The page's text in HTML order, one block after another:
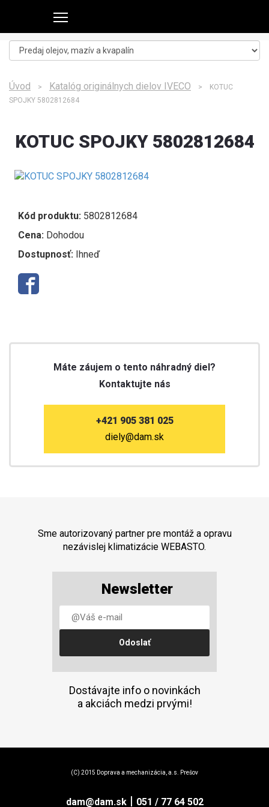
Úvod > Katalóg originálnych dielov IVECO > KOTUC
SPOJKY 5802812684
KOTUC SPOJKY 5802812684
Kód produktu: 5802812684
Cena: Dohodou
Dostupnosť: Ihneď
Máte záujem o tento náhradný diel?
Kontaktujte nás
+421 905 381 025
diely@dam.sk
Sme autorizovaný partner pre montáž a opravu
nezávislej klimatizácie WEBASTO.
Newsletter
Dostávajte info o novinkách
a akciách medzi prvými!
(C) 2015 Doprava a mechanizácia, a.s. Prešov
dam@dam.sk| 051 / 77 64 502